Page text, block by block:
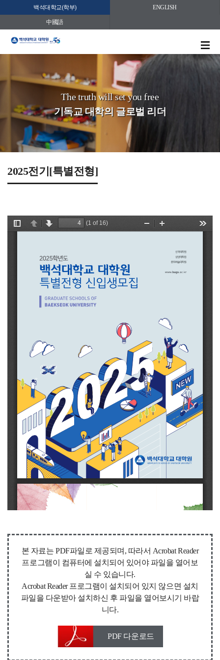
백석대학교(학부) ENGLISH
中國語
The truth will set you free
기독교 대학의 글로벌 리더
2025전기[특별전형]
본 자료는 PDF파일로 제공되며, 따라서 Acrobat Reader
프로그램이 컴퓨터에 설치되어 있어야 파일을 열어보
실 수 있습니다.
Acrobat Reader 프로그램이 설치되어 있지 않으면 설치
파일을 다운받아 설치하신 후 파일을 열어보시기 바랍
니다.
PDF 다운로드